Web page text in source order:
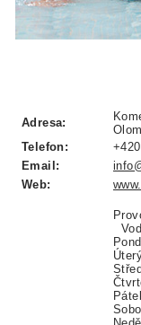
Adresa:
Telefon:
Email:
Web: